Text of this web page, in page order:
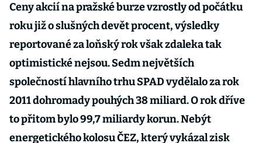
Ceny akcií na pražské burze vzrostly od počátku
roku již o slušných devět procent, výsledky
reportované za loňský rok však zdaleka tak
optimistické nejsou. Sedm největších
společností hlavního trhu SPAD vydělalo za rok
2011 dohromady pouhých 38 miliard. O rok dříve
to přitom bylo 99,7 miliardy korun. Nebýt
energetického kolosu ČEZ, který vykázal zisk